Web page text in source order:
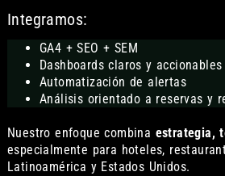
Integramos:
GA4 + SEO + SEM
Dashboards claros y accionables
Automatización de alertas
Análisis orientado a reservas y
Nuestro enfoque combina estrategia,
especialmente para hoteles,
Latinoamérica y Estados Unidos.